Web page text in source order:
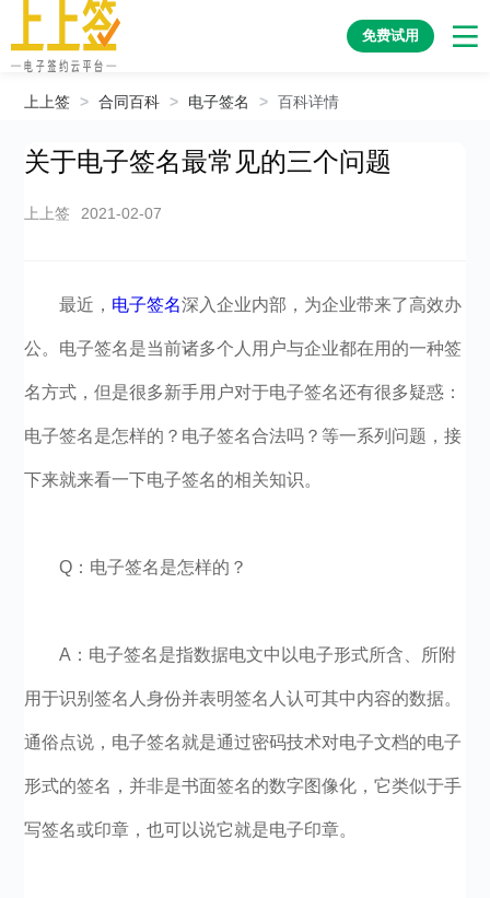
免费试用
上上签 > 合同百科 > 电子签名 > 百科详情
关于电子签名最常见的三个问题
上上签 2021-02-07
最近， 电子签名深入企业内部，为企业带来了高效办
公。电子签名是当前诸多个人用户与企业都在用的一种签
名方式，但是很多新手用户对于电子签名还有很多疑惑：
电子签名是怎样的？电子签名合法吗？等一系列问题，接
下来就来看一下电子签名的相关知识。
Q：电子签名是怎样的？
A：电子签名是指数据电文中以电子形式所含、所附
用于识别签名人身份并表明签名人认可其中内容的数据。
通俗点说，电子签名就是通过密码技术对电子文档的电子
形式的签名，并非是书面签名的数字图像化，它类似于手
写签名或印章，也可以说它就是电子印章。